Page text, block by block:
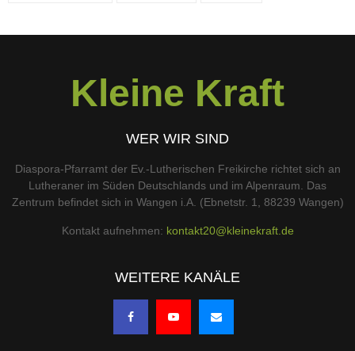
Kleine Kraft
WER WIR SIND
Diaspora-Pfarramt der Ev.-Lutherischen Freikirche richtet sich an
Lutheraner im Süden Deutschlands und im Alpenraum. Das
Zentrum befindet sich in Wangen i.A. (Ebnetstr. 1, 88239 Wangen)
Kontakt aufnehmen: kontakt20@kleinekraft.de
WEITERE KANÄLE